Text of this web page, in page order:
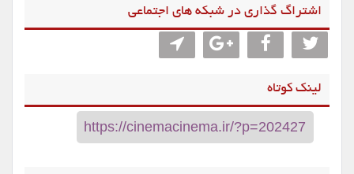
اشتراگ گذاری در شبکه های اجتماعی
لینک کوتاه